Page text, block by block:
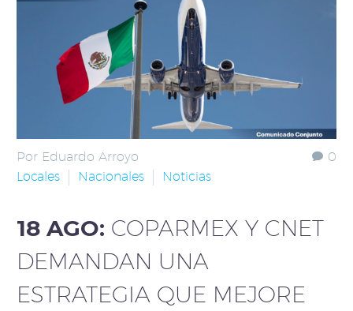
0
Por Eduardo Arroyo
Locales
Nacionales Noticias
18 AGO: COPARMEX Y CNET
DEMANDAN UNA
ESTRATEGIA QUE MEJORE